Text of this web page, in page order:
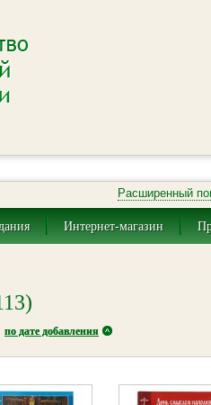
Расширенный
Интернет-магазин
по дате добавления